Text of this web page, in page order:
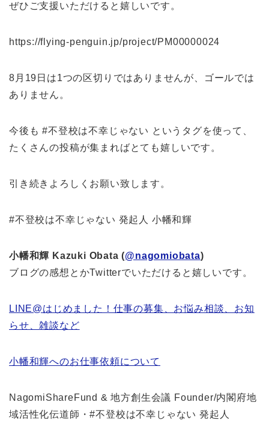
ぜひご支援いただけると嬉しいです。
https://flying-penguin.jp/project/PM00000024
8月19日は1つの区切りではありませんが、ゴールでは
ありません。
今後も #不登校は不幸じゃない というタグを使って、
たくさんの投稿が集まればとても嬉しいです。
引き続きよろしくお願い致します。
#不登校は不幸じゃない 発起人 小幡和輝
小幡和輝 Kazuki Obata (@nagomiobata)
ブログの感想とかTwitterでいただけると嬉しいです。
LINE@はじめました！仕事の募集、お悩み相談、お知
らせ、雑談など
小幡和輝へのお仕事依頼について
NagomiShareFund & 地方創生会議 Founder/内閣府地
域活性化伝道師・#不登校は不幸じゃない 発起人